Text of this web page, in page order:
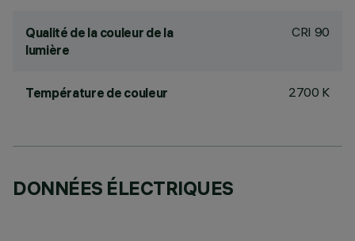
Qualité de la couleur de la
lumière
CRI 90
Température de couleur 2700 K
DONNÉES ÉLECTRIQUES